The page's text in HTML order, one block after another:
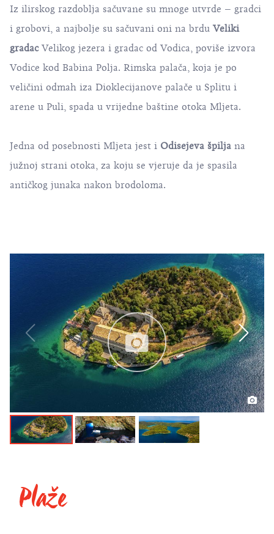
Iz ilirskog razdoblja sačuvane su mnoge utvrde – gradci
i grobovi, a najbolje su sačuvani oni na brdu Veliki
gradacVelikog jezera i gradac od Vodica, poviše izvora
Vodice kod Babina Polja. Rimska palača, koja je po
veličini odmah iza Dioklecijanove palače u Splitu i
arene u Puli, spada u vrijedne baštine otoka Mljeta.
Jedna od posebnosti Mljeta jest i Odisejeva špilja na
južnoj strani otoka, za koju se vjeruje da je spasila
antičkog junaka nakon brodoloma.
Plaže